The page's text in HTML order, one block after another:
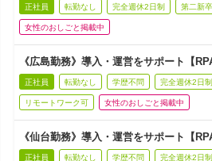
正社員 転勤なし 完全週休2日制 第二新
女性のおしごと掲載中
《広島勤務》導入・運営をサポート【
正社員 転勤なし 学歴不問 完全週休2日制
リモートワーク可 女性のおしごと掲載中
《仙台勤務》導入・運営をサポート【
正社員 転勤なし 学歴不問 完全週休2日制